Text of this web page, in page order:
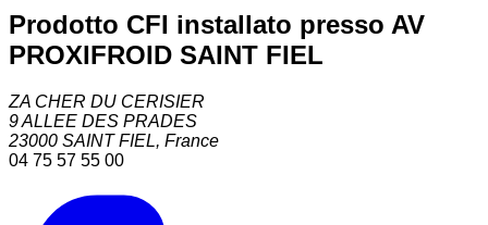
Prodotto CFI installato presso AV
PROXIFROID SAINT FIEL
ZA CHER DU CERISIER
9 ALLEE DES PRADES
23000 SAINT FIEL, France
04 75 57 55 00